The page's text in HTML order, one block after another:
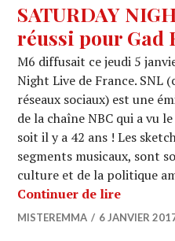
SATURDAY
réussi pour Gad
M6 diffusait ce jeudi 5
Night Live de France. SNL
réseaux sociaux) est une
de la chaîne NBC qui a vu
soit il y a 42 ans ! Les
segments musicaux, sont
culture et de la politique
Continuer de lire
MISTEREMMA 6 JANVIER